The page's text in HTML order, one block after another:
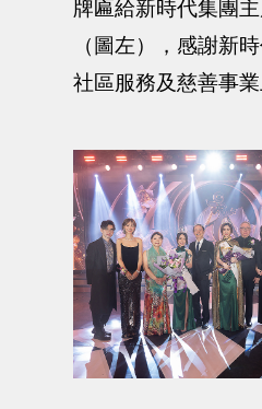
牌匾給新時代集團
（圖左），感謝新
社區服務及慈善事